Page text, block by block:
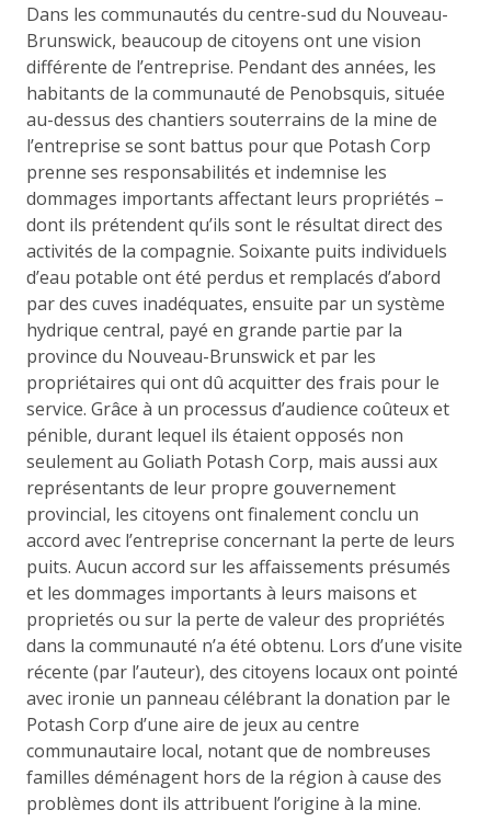
Dans les communautés du centre-sud du Nouveau-
Brunswick, beaucoup de citoyens ont une vision
différente de l’entreprise. Pendant des années, les
habitants de la communauté de Penobsquis, située
au-dessus des chantiers souterrains de la mine de
l’entreprise se sont battus pour que Potash Corp
prenne ses responsabilités et indemnise les
dommages importants affectant leurs propriétés –
dont ils prétendent qu’ils sont le résultat direct des
activités de la compagnie. Soixante puits individuels
d’eau potable ont été perdus et remplacés d’abord
par des cuves inadéquates, ensuite par un système
hydrique central, payé en grande partie par la
province du Nouveau-Brunswick et par les
propriétaires qui ont dû acquitter des frais pour le
service. Grâce à un processus d’audience coûteux et
pénible, durant lequel ils étaient opposés non
seulement au Goliath Potash Corp, mais aussi aux
représentants de leur propre gouvernement
provincial, les citoyens ont finalement conclu un
accord avec l’entreprise concernant la perte de leurs
puits. Aucun accord sur les affaissements présumés
et les dommages importants à leurs maisons et
proprietés ou sur la perte de valeur des propriétés
dans la communauté n’a été obtenu. Lors d’une visite
récente (par l’auteur), des citoyens locaux ont pointé
avec ironie un panneau célébrant la donation par le
Potash Corp d’une aire de jeux au centre
communautaire local, notant que de nombreuses
familles déménagent hors de la région à cause des
problèmes dont ils attribuent l’origine à la mine.